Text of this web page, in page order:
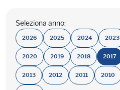
Seleziona anno:
2026 2025 2024 2023
2020 2019 2018 2017
2013 2012 2011 2010